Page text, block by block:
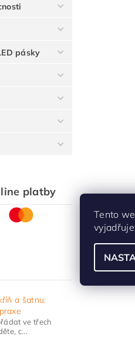
pásky
platby
a šatnu:
ve třech
c...
Tento